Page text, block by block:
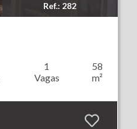
Ref.: 282
1
Vagas
58
m²